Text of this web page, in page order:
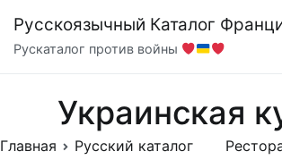
содержимому
Русскоязычный Каталог
Рускаталог против войны
Украинская
Главная
Русский каталог